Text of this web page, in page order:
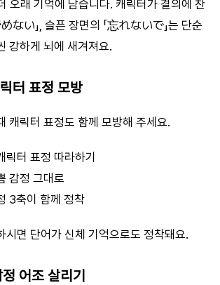
오래 기억에 남습니다. 캐릭터가 결의에 찬
ない」, 슬픈 장면의 「忘れないで」는 단순
강하게 뇌에 새겨져요.
터 표정 모방
캐릭터 표정도 함께 모방해 주세요.
릭터 표정 따라하기
감정 그대로
3축이 함께 정착
시면 단어가 신체 기억으로도 정착돼요.
어조 살리기